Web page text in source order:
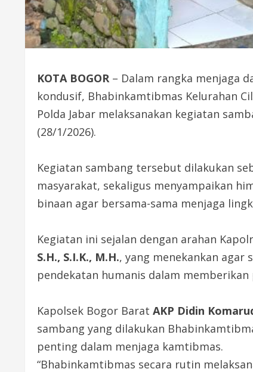
KOTA BOGOR – Dalam rangka menjaga
kondusif, Bhabinkamtibmas Kelurahan
Polda Jabar melaksanakan kegiatan
(28/1/2026).
Kegiatan sambang tersebut dilakukan
masyarakat, sekaligus menyampaikan
binaan agar bersama-sama menjaga
Kegiatan ini sejalan dengan arahan
S.H., S.I.K., M.H., yang menekankan agar
pendekatan humanis dalam
Kapolsek Bogor Barat AKP Didin
sambang yang dilakukan
penting dalam menjaga kamtibmas.
“Bhabinkamtibmas secara rutin